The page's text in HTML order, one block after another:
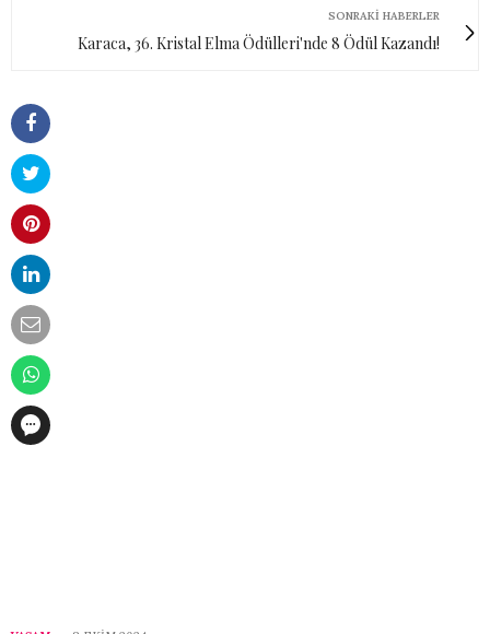
SONRAKI HABERLER
Karaca, 36. Kristal Elma Ödülleri'nde 8 Ödül Kazandı!